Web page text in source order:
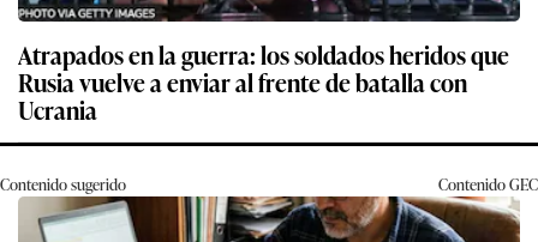
Atrapados en la guerra: los soldados heridos que
Rusia vuelve a enviar al frente de batalla con
Ucrania
Contenido sugerido ContenidoGEC